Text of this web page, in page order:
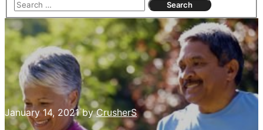
menu
January 14, 2021byCrusherS